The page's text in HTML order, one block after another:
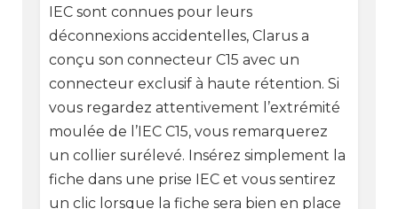
IEC sont connues pour leurs
déconnexions accidentelles, Clarus a
conçu son connecteur C15 avec un
connecteur exclusif à haute rétention. Si
vous regardez attentivement l’extrémité
moulée de l’IEC C15, vous remarquerez
un collier surélevé. Insérez simplement la
fiche dans une prise IEC et vous sentirez
un clic lorsque la fiche sera bien en place